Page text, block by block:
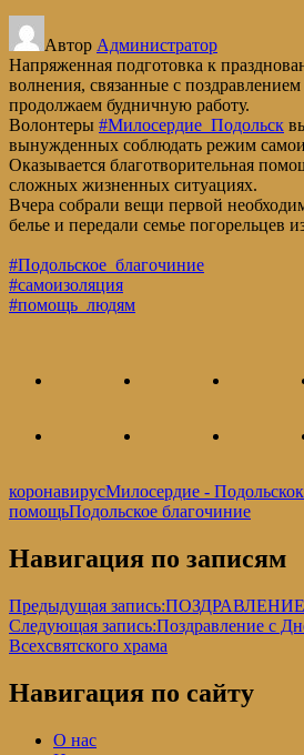
Автор Администратор
Напряженная подготовка к
волнения, связанные с
продолжаем будничную работу.
Волонтеры #Милосердие_Подольск
вынужденных соблюдать режим
Оказывается благотворительная
сложных жизненных ситуациях.
Вчера собрали вещи первой
белье и передали семье погорельцев
#Подольское_благочиние
#самоизоляция
#помощь_людям
коронавирусМилосердие - Подольск
помощьПодольское благочиние
Навигация по записям
Предыдущая запись:
Следующая запись:Поздравление с
Всехсвятского храма
Навигация по сайту
О нас